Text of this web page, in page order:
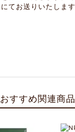
おすすめ関連商品